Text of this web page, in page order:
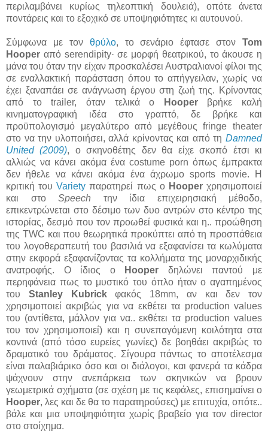
περιλαμβάνει κυρίως τηλεοπτική δουλειά), οπότε άνετα
ποντάρεις και το εξοχικό σε υποψηφιότητες κι αυτουνού.
Σύμφωνα με τον θρύλο, το σενάριο έφτασε στον Tom
Hooper από serendipity· σε μορφή θεατρικού, το άκουσε η
μάνα του όταν την είχαν προσκαλέσει Αυστραλιανοί φίλοι της
σε εναλλακτική παράσταση όπου το απήγγειλαν, χωρίς να
έχει ξαναπάει σε ανάγνωση έργου στη ζωή της. Κρίνοντας
από το trailer, όταν τελικά ο
Hooperβρήκε καλή
κινηματογραφική ιδέα στο γραπτό, δε βρήκε και
προϋπολογισμό μεγαλύτερο από μεγέθους fringe theater
στο να την υλοποιήσει, αλλά κρίνοντας και από τη Damned
United (2009), ο σκηνοθέτης δεν θα είχε σκοπό έτσι κι
αλλιώς να κάνει ακόμα ένα costume porn όπως έμπρακτα
δεν ήθελε να κάνει ακόμα ένα άχρωμο sports movie. Η
κριτική τουVariety παρατηρεί πως ο Hooperχρησιμοποιεί
και στο Speech την ίδια επιχειρησιακή μέθοδο,
επικεντρώνεται στο δέσιμο των δυο αντρών στο κέντρο της
ιστορίας, δεσμό που τον προωθεί φυσικά και η.. προώθηση
της TWC και που θεωρητικά προκύπτει από τη προσπάθεια
του λογοθεραπευτή του βασιλιά να εξαφανίσει τα κωλύματα
στην εκφορά εξαφανίζοντας τα κολλήματα της μοναρχιδικής
ανατροφής. Ο ίδιος ο
Hooper δηλώνει παντού με
περηφάνεια πως το μυστικό του όπλο ήταν ο αγαπημένος
του Stanley Kubrickφακός 18mm, αν και δεν τον
χρησιμοποιεί ακριβώς για να εκθέτει τα production values
του (αντίθετα, μάλλον για να.. εκθέτει τα production values
του τον χρησιμοποιεί) και η συνεπαγόμενη κοιλότητα στα
κοντινά (από τόσο ευρείες γωνίες) δε βοηθάει ακριβώς το
δραματικό του δράματος. Σίγουρα πάντως το αποτέλεσμα
είναι παλαβιάρικο όσο και οι διάλογοι, και φανερά τα κάδρα
ψάχνουν στην ανεπάρκεια των σκηνικών να βρουν
γεωμετρικά σχήματα (σε σχέση με τις κεφάλες, επισημαίνει ο
Hooper, λες και δε θα το παρατηρούσες) με επιτυχία, οπότε..
βάλε και μια υποψηφιότητα χωρίς βραβείο για τον director
στο στοίχημα.